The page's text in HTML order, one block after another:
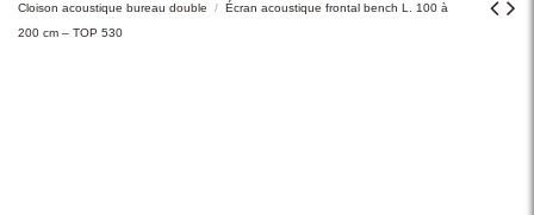
Cloison acoustique bureau double
Écran acoustique frontal bench L. 100 à
200 cm – TOP 530